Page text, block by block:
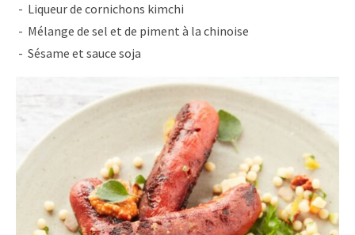
Liqueur de cornichons kimchi
Mélange de sel et de piment à la chinoise
Sésame et sauce soja